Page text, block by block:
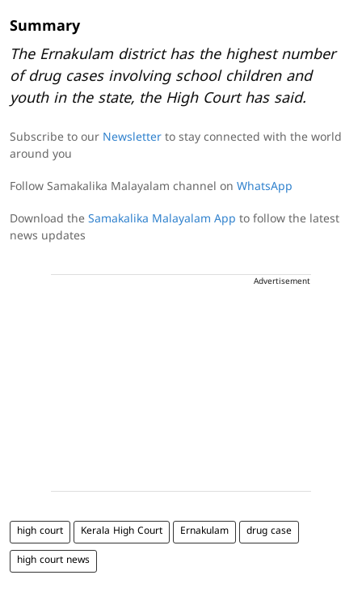
Summary
The Ernakulam district has the highest number
of drug cases involving school children and
youth in the state, the High Court has said.
Subscribe to our Newsletter to stay connected with the world
around you
Follow Samakalika Malayalam channel on WhatsApp
Download the Samakalika Malayalam App to follow the latest
news updates
Advertisement
high court Kerala High Court Ernakulam drug case
high court news